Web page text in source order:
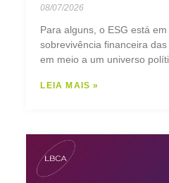
08/07/2026
Para alguns, o ESG está
sobrevivência financeira
em meio a um universo
LEIA MAIS »